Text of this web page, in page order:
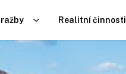
Realitní činnosti